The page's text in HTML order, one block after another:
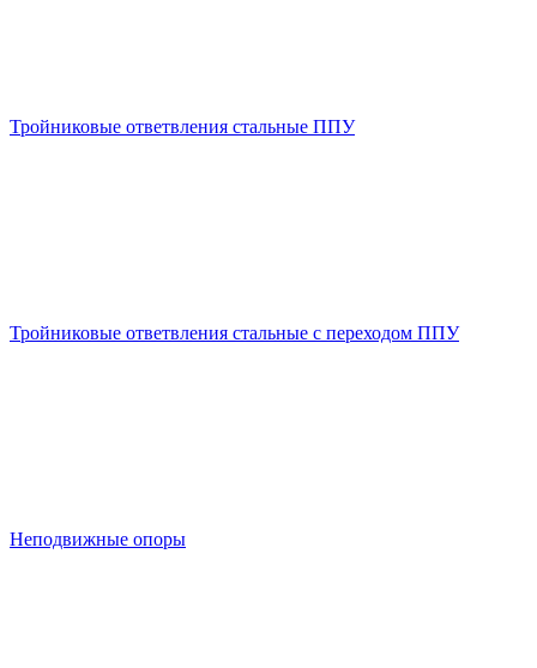
Тройниковые ответвления стальные ППУ
Тройниковые ответвления стальные с переходом ППУ
Неподвижные опоры